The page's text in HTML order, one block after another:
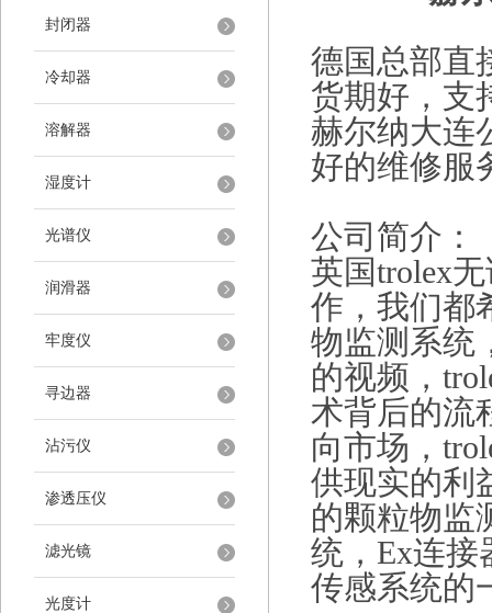
封闭器
冷却器
溶解器
湿度计
光谱仪
润滑器
牢度仪
寻边器
沾污仪
渗透压仪
滤光镜
光度计
德国总部直
货期好，支
赫尔纳大连
好的维修服
公司简介：
英国trolex
作，我们都
物监测系统
的视频，
术背后的流
向市场，
供现实的利
的颗粒物监
统，Ex连接
传感系统的